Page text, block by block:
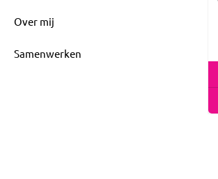
Over mij
Samenwerken